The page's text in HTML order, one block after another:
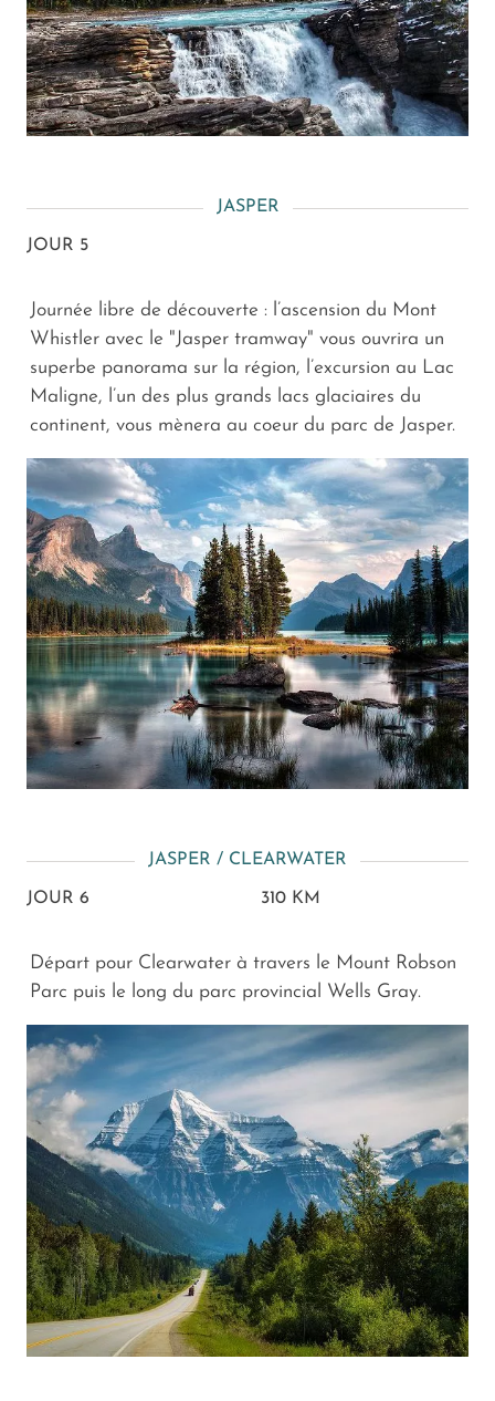
JASPER
JOUR 5
Journée libre de découverte : l’ascension du Mont
Whistler avec le "Jasper tramway" vous ouvrira un
superbe panorama sur la région, l’excursion au Lac
Maligne, l’un des plus grands lacs glaciaires du
continent, vous mènera au coeur du parc de Jasper.
JASPER / CLEARWATER
JOUR 6 310 KM
Départ pour Clearwater à travers le Mount Robson
Parc puis le long du parc provincial Wells Gray.